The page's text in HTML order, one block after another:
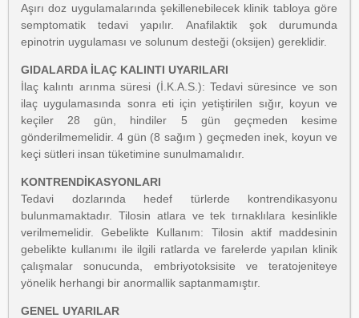
Aşırı doz uygulamalarında şekillenebilecek klinik tabloya göre
semptomatik tedavi yapılır. Anafilaktik şok durumunda
epinotrin uygulaması ve solunum desteği (oksijen) gereklidir.
GIDALARDA İLAÇ KALINTI UYARILARI
İlaç kalıntı arınma süresi (İ.K.A.S.): Tedavi süresince ve son
ilaç uygulamasında sonra eti için yetiştirilen sığır, koyun ve
keçiler 28 gün, hindiler 5 gün geçmeden kesime
gönderilmemelidir. 4 gün (8 sağım ) geçmeden inek, koyun ve
keçi sütleri insan tüketimine sunulmamalıdır.
KONTRENDİKASYONLARI
Tedavi dozlarında hedef türlerde kontrendikasyonu
bulunmamaktadır. Tilosin atlara ve tek tırnaklılara kesinlikle
verilmemelidir. Gebelikte Kullanım: Tilosin aktif maddesinin
gebelikte kullanımı ile ilgili ratlarda ve farelerde yapılan klinik
çalışmalar sonucunda, embriyotoksisite ve teratojeniteye
yönelik herhangi bir anormallik saptanmamıştır.
GENEL UYARILAR